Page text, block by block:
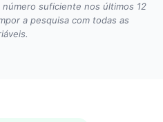
suficiente nos últimos 12
a pesquisa com todas as